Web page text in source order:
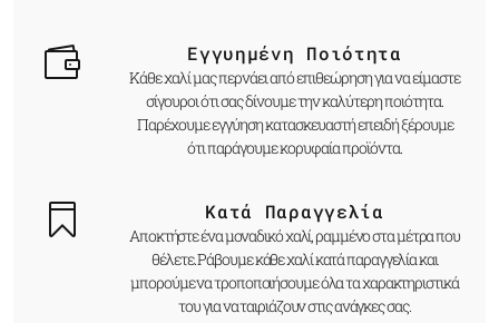
Εγγυημένη Ποιότητα
Κάθε χαλί μας περνάει από επιθεώρηση για να είμαστε
σίγουροι ότι σας δίνουμε την καλύτερη ποιότητα.
Παρέχουμε εγγύηση κατασκευαστή επειδή ξέρουμε
ότι παράγουμε κορυφαία προϊόντα.
Κατά Παραγγελία
Αποκτήστε ένα μοναδικό χαλί, ραμμένο στα μέτρα που
θέλετε. Ράβουμε κάθε χαλί κατά παραγγελία και
μπορούμε να τροποποιήσουμε όλα τα χαρακτηριστικά
του για να ταιριάζουν στις ανάγκες σας.